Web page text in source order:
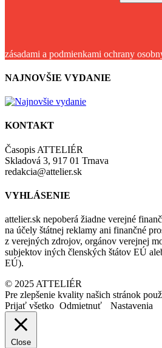
zásadami a podmienkami ochrany
NAJNOVŠIE VYDANIE
KONTAKT
Časopis ATTELIÉR
Skladová 3, 917 01 Trnava
redakcia@attelier.sk
VYHLÁSENIE
attelier.sk nepoberá žiadne verejné
na účely štátnej reklamy ani finančné
z verejných zdrojov, orgánov verejnej
subjektov iných členských štátov EÚ
EÚ).
© 2025 ATTELIÉR
Pre zlepšenie kvality našich stránok
Prijať všetko Odmietnuť Nastavenia
Close